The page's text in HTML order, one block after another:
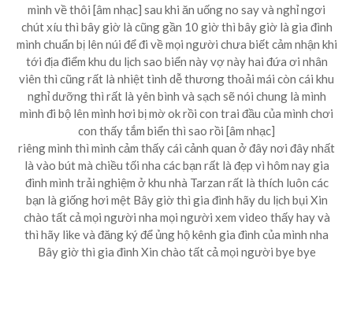
mình về thôi [âm nhạc] sau khi ăn uống no say và nghỉ ngơi
chút xíu thì bây giờ là cũng gần 10 giờ thì bây giờ là gia đình
mình chuẩn bị lên núi để đi về mọi người chưa biết cảm nhận khi
tới địa điểm khu du lịch sao biển này vợ này hai đứa ơi nhân
viên thì cũng rất là nhiệt tình dễ thương thoải mái còn cái khu
nghỉ dưỡng thì rất là yên bình và sạch sẽ nói chung là mình
mình đi bộ lên mình hơi bị mờ ok rồi con trai đầu của mình chơi
con thấy tắm biển thì sao rồi [âm nhạc]
riêng mình thì mình cảm thấy cái cảnh quan ở đây nơi đây nhất
là vào bút mà chiều tối nha các bạn rất là đẹp vì hôm nay gia
đình mình trải nghiệm ở khu nhà Tarzan rất là thích luôn các
bạn là giống hơi mệt Bây giờ thì gia đình hãy du lịch bụi Xin
chào tất cả mọi người nha mọi người xem video thấy hay và
thì hãy like và đăng ký để ủng hộ kênh gia đình của mình nha
Bây giờ thì gia đình Xin chào tất cả mọi người bye bye